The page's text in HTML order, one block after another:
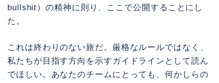
bullshit）の精神に則り、ここで公開することにし
た。
これは終わりのない旅だ。厳格なルールではなく、
私たちが目指す方向を示すガイドラインとして読ん
でほしい。あなたのチームにとっても、何かしらの